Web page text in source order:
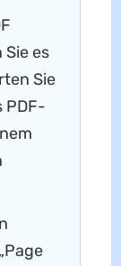
es
Sie
PDF-